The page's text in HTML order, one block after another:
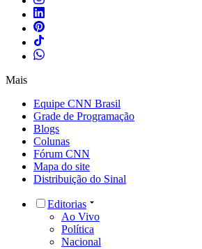
Mais
Equipe CNN Brasil
Grade de Programação
Blogs
Colunas
Fórum CNN
Mapa do site
Distribuição do Sinal
Editorias
Ao Vivo
Política
Nacional